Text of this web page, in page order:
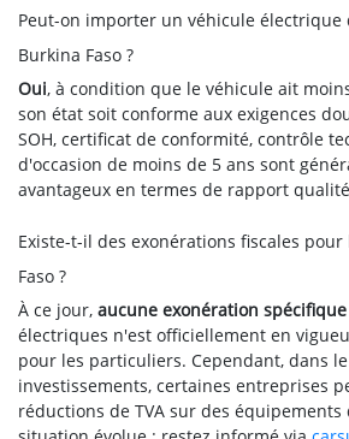
Peut-on importer un véhicule électrique
Burkina Faso ?
Oui, à condition que le véhicule ait
son état soit conforme aux exigences
SOH, certificat de conformité, contrôle
d'occasion de moins de 5 ans sont
avantageux en termes de rapport
Existe-t-il des exonérations fiscales pour
Faso ?
À ce jour, aucune exonération spécifique
électriques n'est officiellement en
pour les particuliers. Cependant, dans
investissements, certaines entreprises
réductions de TVA sur des équipements